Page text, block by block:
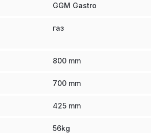
GGM Gastro
газ
800 mm
700 mm
425 mm
56kg